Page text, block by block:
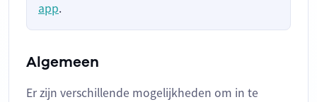
app.
Algemeen
Er zijn verschillende mogelijkheden om in te